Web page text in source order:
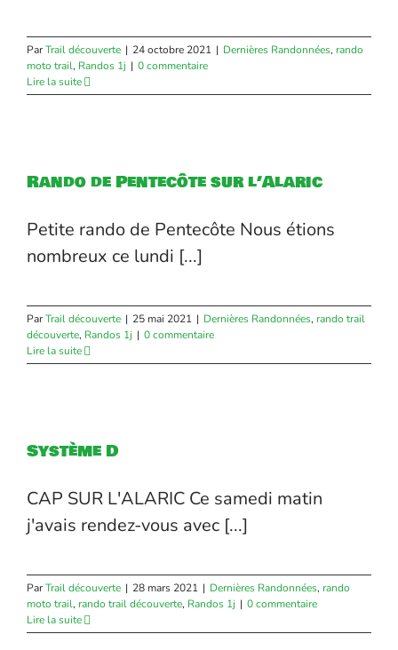
ParTrail découverte | 24 octobre 2021 | Dernières Randonnées, rando
moto trail, Randos 1j | 0 commentaire
Lire la suite
Rando de Pentecôte sur l’Alaric
Petite rando de Pentecôte Nous étions
nombreux ce lundi [...]
ParTrail découverte | 25 mai 2021 | Dernières Randonnées, rando trail
découverte, Randos 1j | 0 commentaire
Lire la suite
Système D
CAP SUR L'ALARIC Ce samedi matin
j'avais rendez-vous avec [...]
ParTrail découverte | 28 mars 2021 | Dernières Randonnées, rando
moto trail, rando trail découverte, Randos 1j | 0 commentaire
Lire la suite